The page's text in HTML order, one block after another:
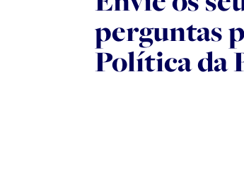
perguntas
Política da